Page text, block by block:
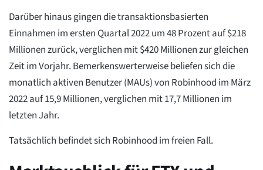
Darüber hinaus gingen die transaktionsbasierten
Einnahmen im ersten Quartal 2022 um 48 Prozent auf $218
Millionen zurück, verglichen mit $420 Millionen zur gleichen
Zeit im Vorjahr. Bemerkenswerterweise beliefen sich die
monatlich aktiven Benutzer (MAUs) von Robinhood im März
2022 auf 15,9 Millionen, verglichen mit 17,7 Millionen im
letzten Jahr.
Tatsächlich befindet sich Robinhood im freien Fall.